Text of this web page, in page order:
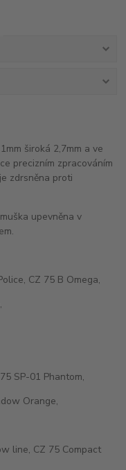
široká 2,7mm a ve
precizním zpracováním
zdrsněna proti
upevněna v
CZ 75 B Omega,
SP-01 Phantom,
Orange,
line, CZ 75 Compact